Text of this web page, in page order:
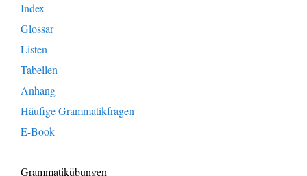
Index
Glossar
Listen
Tabellen
Anhang
Häufige Grammatikfragen
E-Book
Grammatikübungen